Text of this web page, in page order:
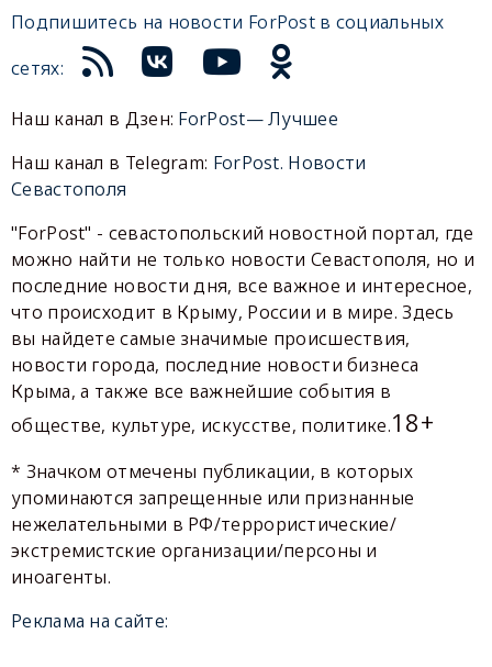
Подпишитесь на новости ForPost в социальных
сетях:
Наш канал в Дзен: ForPost— Лучшее
Наш канал в Telegram: ForPost. Новости
Севастополя
"ForPost" - севастопольский новостной портал, где
можно найти не только новости Севастополя, но и
последние новости дня, все важное и интересное,
что происходит в Крыму, России и в мире. Здесь
вы найдете самые значимые происшествия,
новости города, последние новости бизнеса
Крыма, а также все важнейшие события в
обществе, культуре, искусстве, политике.18+
* Значком отмечены публикации, в которых
упоминаются запрещенные или признанные
нежелательными в РФ/террористические/
экстремистские организации/персоны и
иноагенты.
Реклама на сайте: